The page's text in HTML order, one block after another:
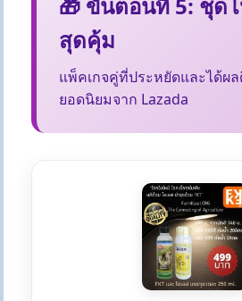
🎁 ขั้นตอนที่ 5: ชุด
สุดคุ้ม
แพ็คเกจคู่ที่ประหยัดและได้ผ
ยอดนิยมจาก Lazada